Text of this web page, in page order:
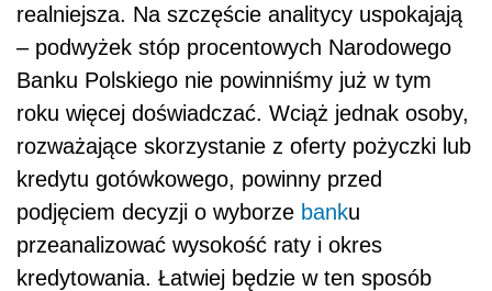
realniejsza. Na szczęście analitycy uspokajają
– podwyżek stóp procentowych Narodowego
Banku Polskiego nie powinniśmy już w tym
roku więcej doświadczać. Wciąż jednak osoby,
rozważające skorzystanie z oferty pożyczki lub
kredytu gotówkowego, powinny przed
podjęciem decyzji o wyborze banku
przeanalizować wysokość raty i okres
kredytowania. Łatwiej będzie w ten sposób